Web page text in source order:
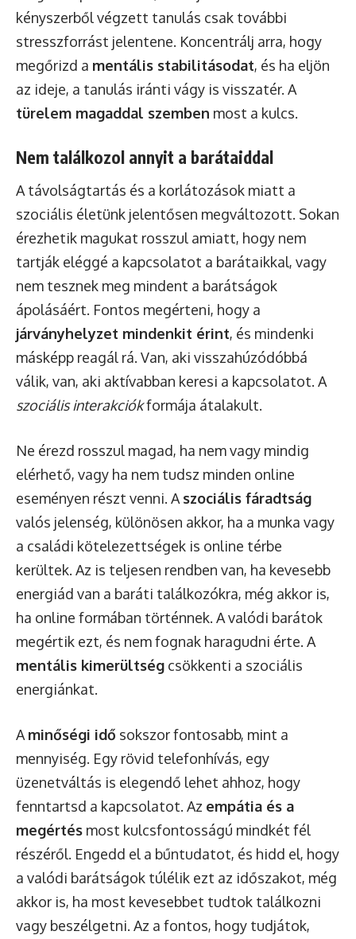
kényszerből végzett tanulás csak további
stresszforrást jelentene. Koncentrálj arra, hogy
megőrizd a mentális stabilitásodat, és ha eljön
az ideje, a tanulás iránti vágy is visszatér. A
türelem magaddal szemben most a kulcs.
Nem találkozol annyit a barátaiddal
A távolságtartás és a korlátozások miatt a
szociális életünk jelentősen megváltozott. Sokan
érezhetik magukat rosszul amiatt, hogy nem
tartják eléggé a kapcsolatot a barátaikkal, vagy
nem tesznek meg mindent a barátságok
ápolásáért. Fontos megérteni, hogy a
járványhelyzet mindenkit érint, és mindenki
másképp reagál rá. Van, aki visszahúzódóbbá
válik, van, aki aktívabban keresi a kapcsolatot. A
szociális interakciókformája átalakult.
Ne érezd rosszul magad, ha nem vagy mindig
elérhető, vagy ha nem tudsz minden online
eseményen részt venni. A szociális fáradtság
valós jelenség, különösen akkor, ha a munka vagy
a családi kötelezettségek is online térbe
kerültek. Az is teljesen rendben van, ha kevesebb
energiád van a baráti találkozókra, még akkor is,
ha online formában történnek. A valódi barátok
megértik ezt, és nem fognak haragudni érte. A
mentális kimerültség csökkenti a szociális
energiánkat.
A minőségi idő sokszor fontosabb, mint a
mennyiség. Egy rövid telefonhívás, egy
üzenetváltás is elegendő lehet ahhoz, hogy
fenntartsd a kapcsolatot. Az empátia és a
megértés most kulcsfontosságú mindkét fél
részéről. Engedd el a bűntudatot, és hidd el, hogy
a valódi barátságok túlélik ezt az időszakot, még
akkor is, ha most kevesebbet tudtok találkozni
vagy beszélgetni. Az a fontos, hogy tudjátok,